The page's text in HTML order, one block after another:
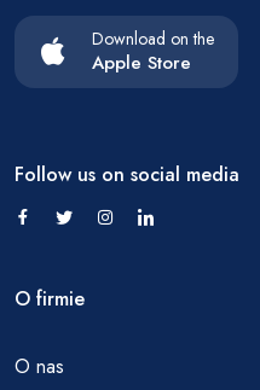
Download on the
Apple Store
Follow us on social media
O firmie
O nas